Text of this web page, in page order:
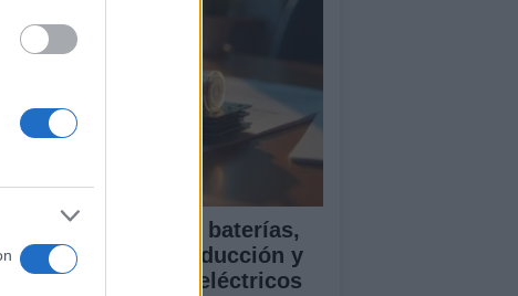
Guía para comparar baterías,
a la conducción y
garantía en coches eléctricos